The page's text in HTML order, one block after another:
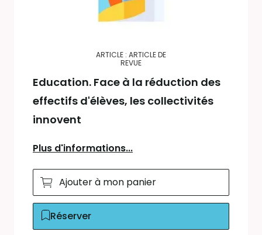
ARTICLE : ARTICLE DE
REVUE
Education. Face à la réduction des
effectifs d'élèves, les collectivités
innovent
Plus d'informations...
Ajouter à mon panier
Réserver